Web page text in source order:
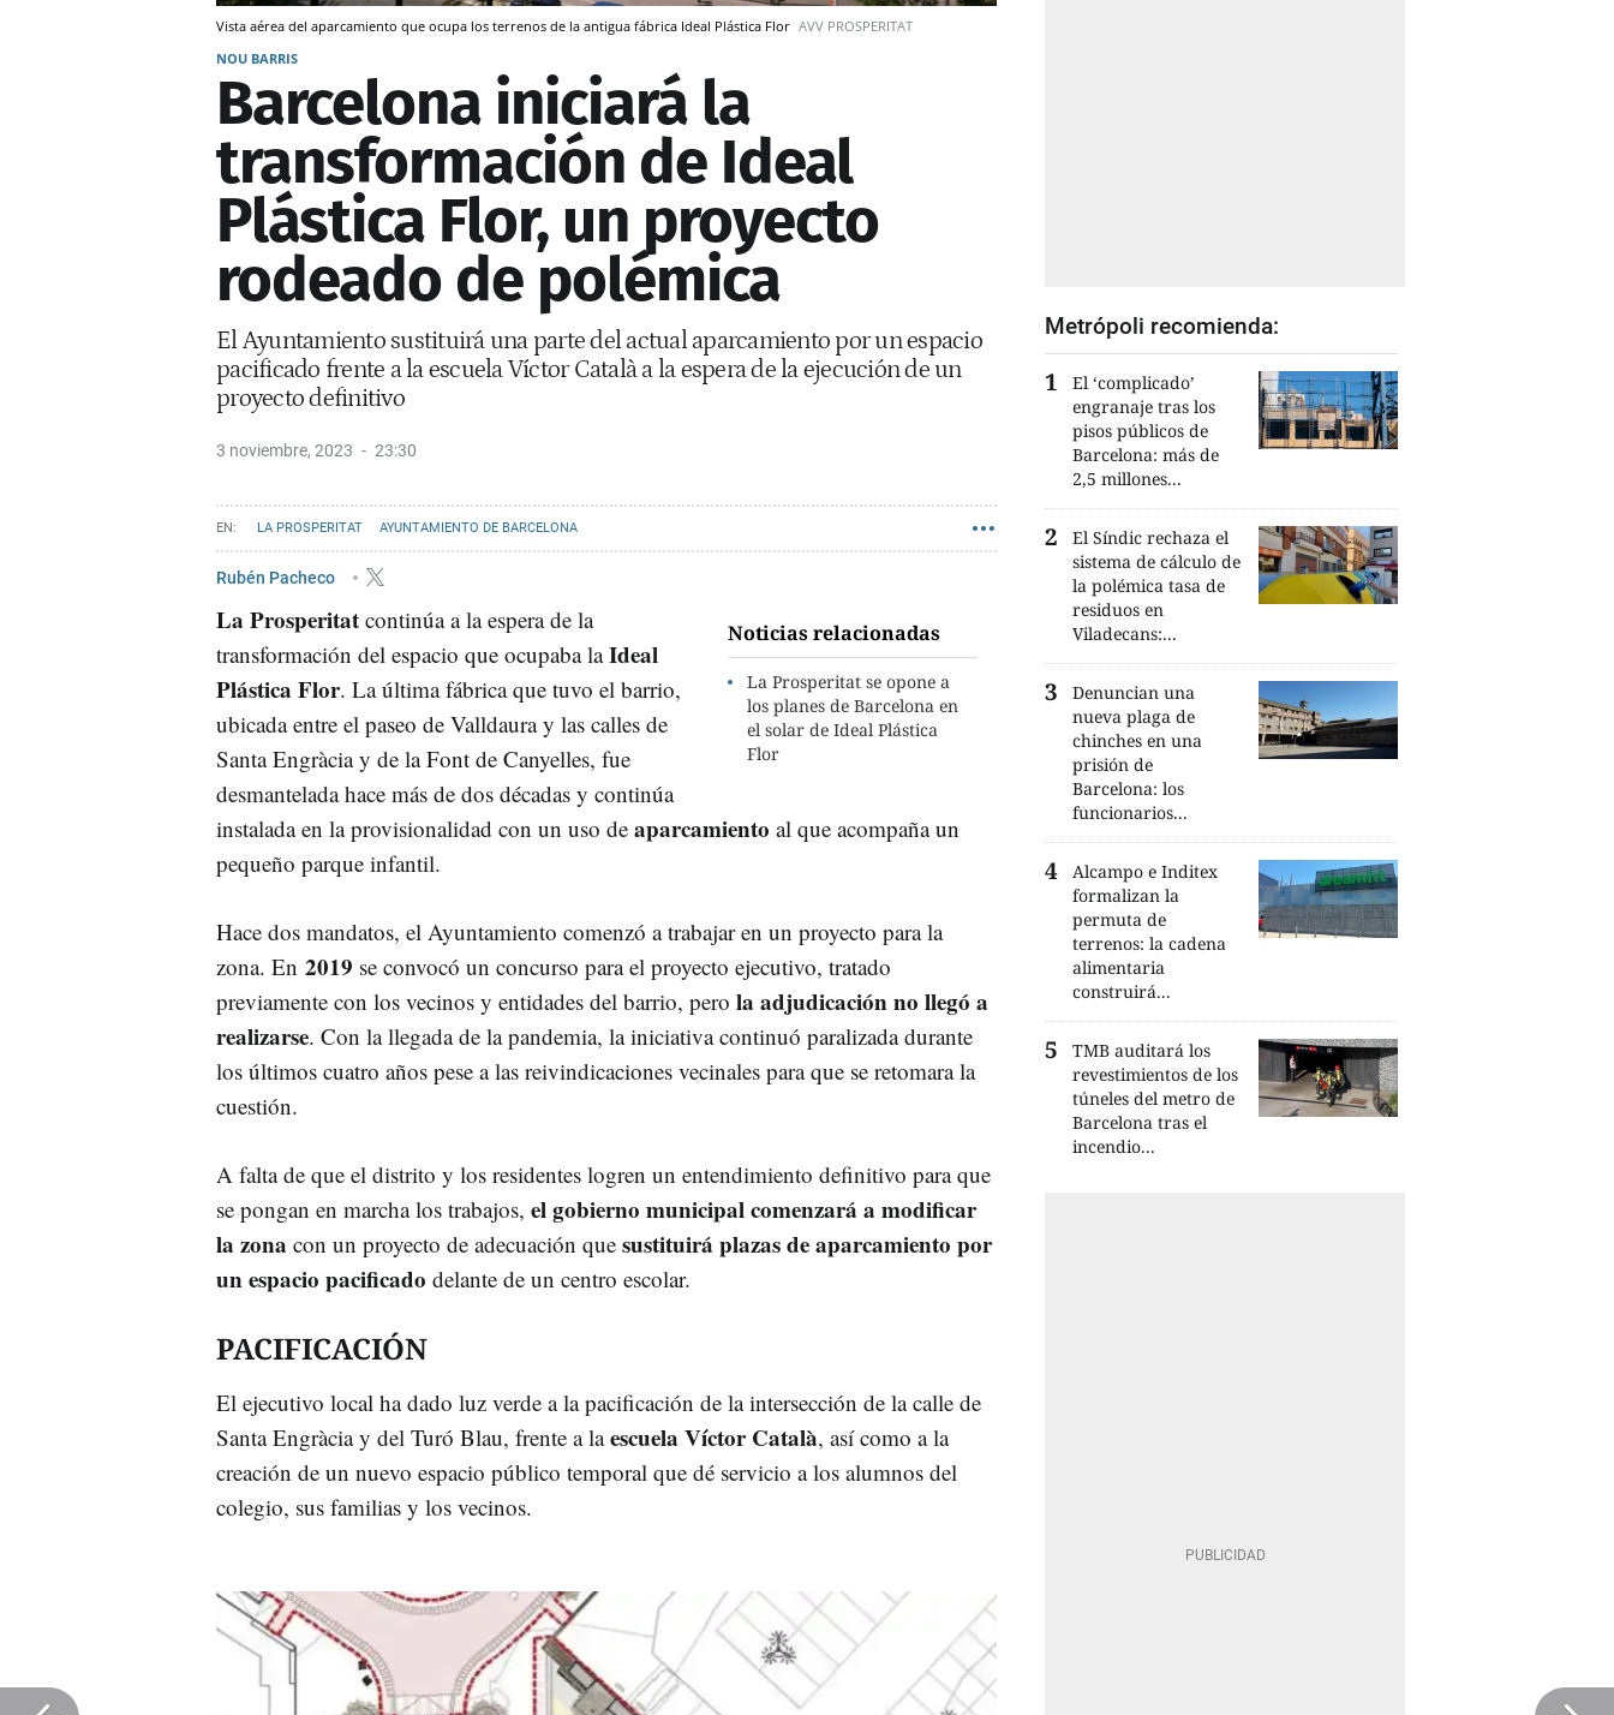
Vista aérea del aparcamiento que ocupa los terrenos de la antigua fábrica Ideal Plástica Flor AVV PROSPERITAT
NOU BARRIS
Barcelona iniciará la
transformación de Ideal
Plástica Flor, un proyecto
rodeado de polémica
El Ayuntamiento sustituirá una parte del actual aparcamiento por un espacio
pacificado frente a la escuela Víctor Català a la espera de la ejecución de un
proyecto definitivo
3 noviembre, 2023 23:30
LA PROSPERITAT AYUNTAMIENTO DE BARCELONA
Rubén Pacheco
Noticias relacionadas
La Prosperitat se opone a
los planes de Barcelona en
el solar de Ideal Plástica
Flor
La Prosperitat continúa a la espera de la
transformación del espacio que ocupaba laIdeal
Plástica Flor. La última fábrica que tuvo el barrio,
ubicada entre el paseo de Valldaura y las calles de
Santa Engràcia y de la Font de Canyelles, fue
desmantelada hace más de dos décadas y continúa
instalada en la provisionalidad con un uso de aparcamiento al que acompaña un
pequeño parque infantil.
Hace dos mandatos, el Ayuntamiento comenzó a trabajar en un proyecto para la
zona. En 2019 se convocó un concurso para el proyecto ejecutivo, tratado
previamente con los vecinos y entidades del barrio, pero la adjudicación no llegó a
realizarse. Con la llegada de la pandemia, la iniciativa continuó paralizada durante
los últimos cuatro años pese a las reivindicaciones vecinales para que se retomara la
cuestión.
A falta de que el distrito y los residentes logren un entendimiento definitivo para que
se pongan en marcha los trabajos, el gobierno municipal comenzará a modificar
la zona con un proyecto de adecuación que sustituirá plazas de aparcamiento por
un espacio pacificado delante de un centro escolar.
PACIFICACIÓN
El ejecutivo local ha dado luz verde a la pacificación de la intersección de la calle de
Santa Engràcia y del Turó Blau, frente a laescuela Víctor Català, así como a la
creación de un nuevo espacio público temporal que dé servicio a los alumnos del
colegio, sus familias y los vecinos.
Metrópoli recomienda:
El ‘complicado’
engranaje tras los
pisos públicos de
Barcelona: más de
2,5 millones...
El Síndic rechaza el
sistema de cálculo de
la polémica tasa de
residuos en
Viladecans:...
Denuncian una
nueva plaga de
chinches en una
prisión de
Barcelona: los
funcionarios...
Alcampo e Inditex
formalizan la
permuta de
terrenos: la cadena
alimentaria
construirá...
TMB auditará los
revestimientos de los
túneles del metro de
Barcelona tras el
incendio...